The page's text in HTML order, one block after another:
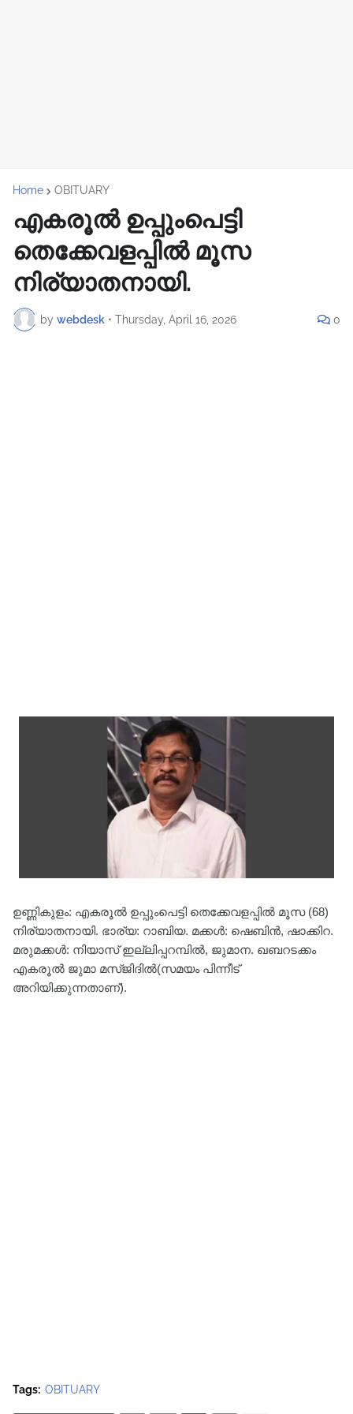
Home OBITUARY
എകരൂൽ ഉപ്പുംപെട്ടി
തെക്കേവളപ്പിൽ മൂസ
നിര്യാതനായി.
by webdesk • Thursday, April 16, 2026 0
ഉണ്ണികുളം: എകരൂൽ ഉപ്പുംപെട്ടി തെക്കേവളപ്പിൽ മൂസ (68)
നിര്യാതനായി. ഭാര്യ: റാബിയ. മക്കൾ: ഷെബിൻ, ഷാക്കിറ.
മരുമക്കൾ: നിയാസ് ഇല്ലിപ്പറമ്പിൽ, ജുമാന. ഖബറടക്കം
എകരൂൽ ജുമാ മസ്ജിദിൽ(സമയം പിന്നീട്
അറിയിക്കുന്നതാണ്).
Tags: OBITUARY